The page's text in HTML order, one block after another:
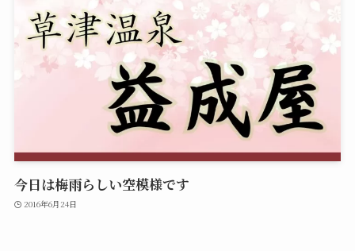
今日は梅雨らしい空模様です
2016年6月24日